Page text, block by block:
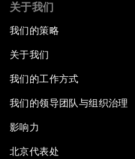
关于我们
我们的策略
关于我们
我们的工作方式
我们的领导团队与组织治理
影响力
北京代表处